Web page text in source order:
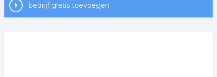
bedrijf gratis toevoegen